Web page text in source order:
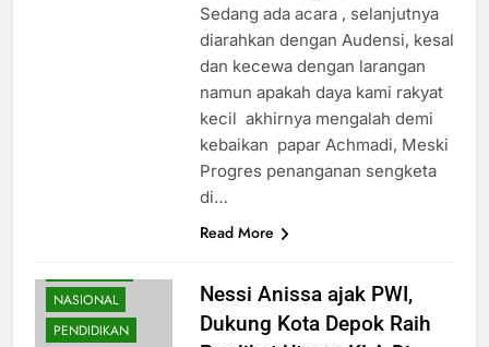
Sedang ada acara , selanjutnya
diarahkan dengan Audensi, kesal
dan kecewa dengan larangan
namun apakah daya kami rakyat
kecil akhirnya mengalah demi
kebaikan papar Achmadi, Meski
Progres penanganan sengketa
di…
Read More
NASIONAL
PENDIDIKAN
Nessi Anissa ajak PWI,
Dukung Kota Depok Raih